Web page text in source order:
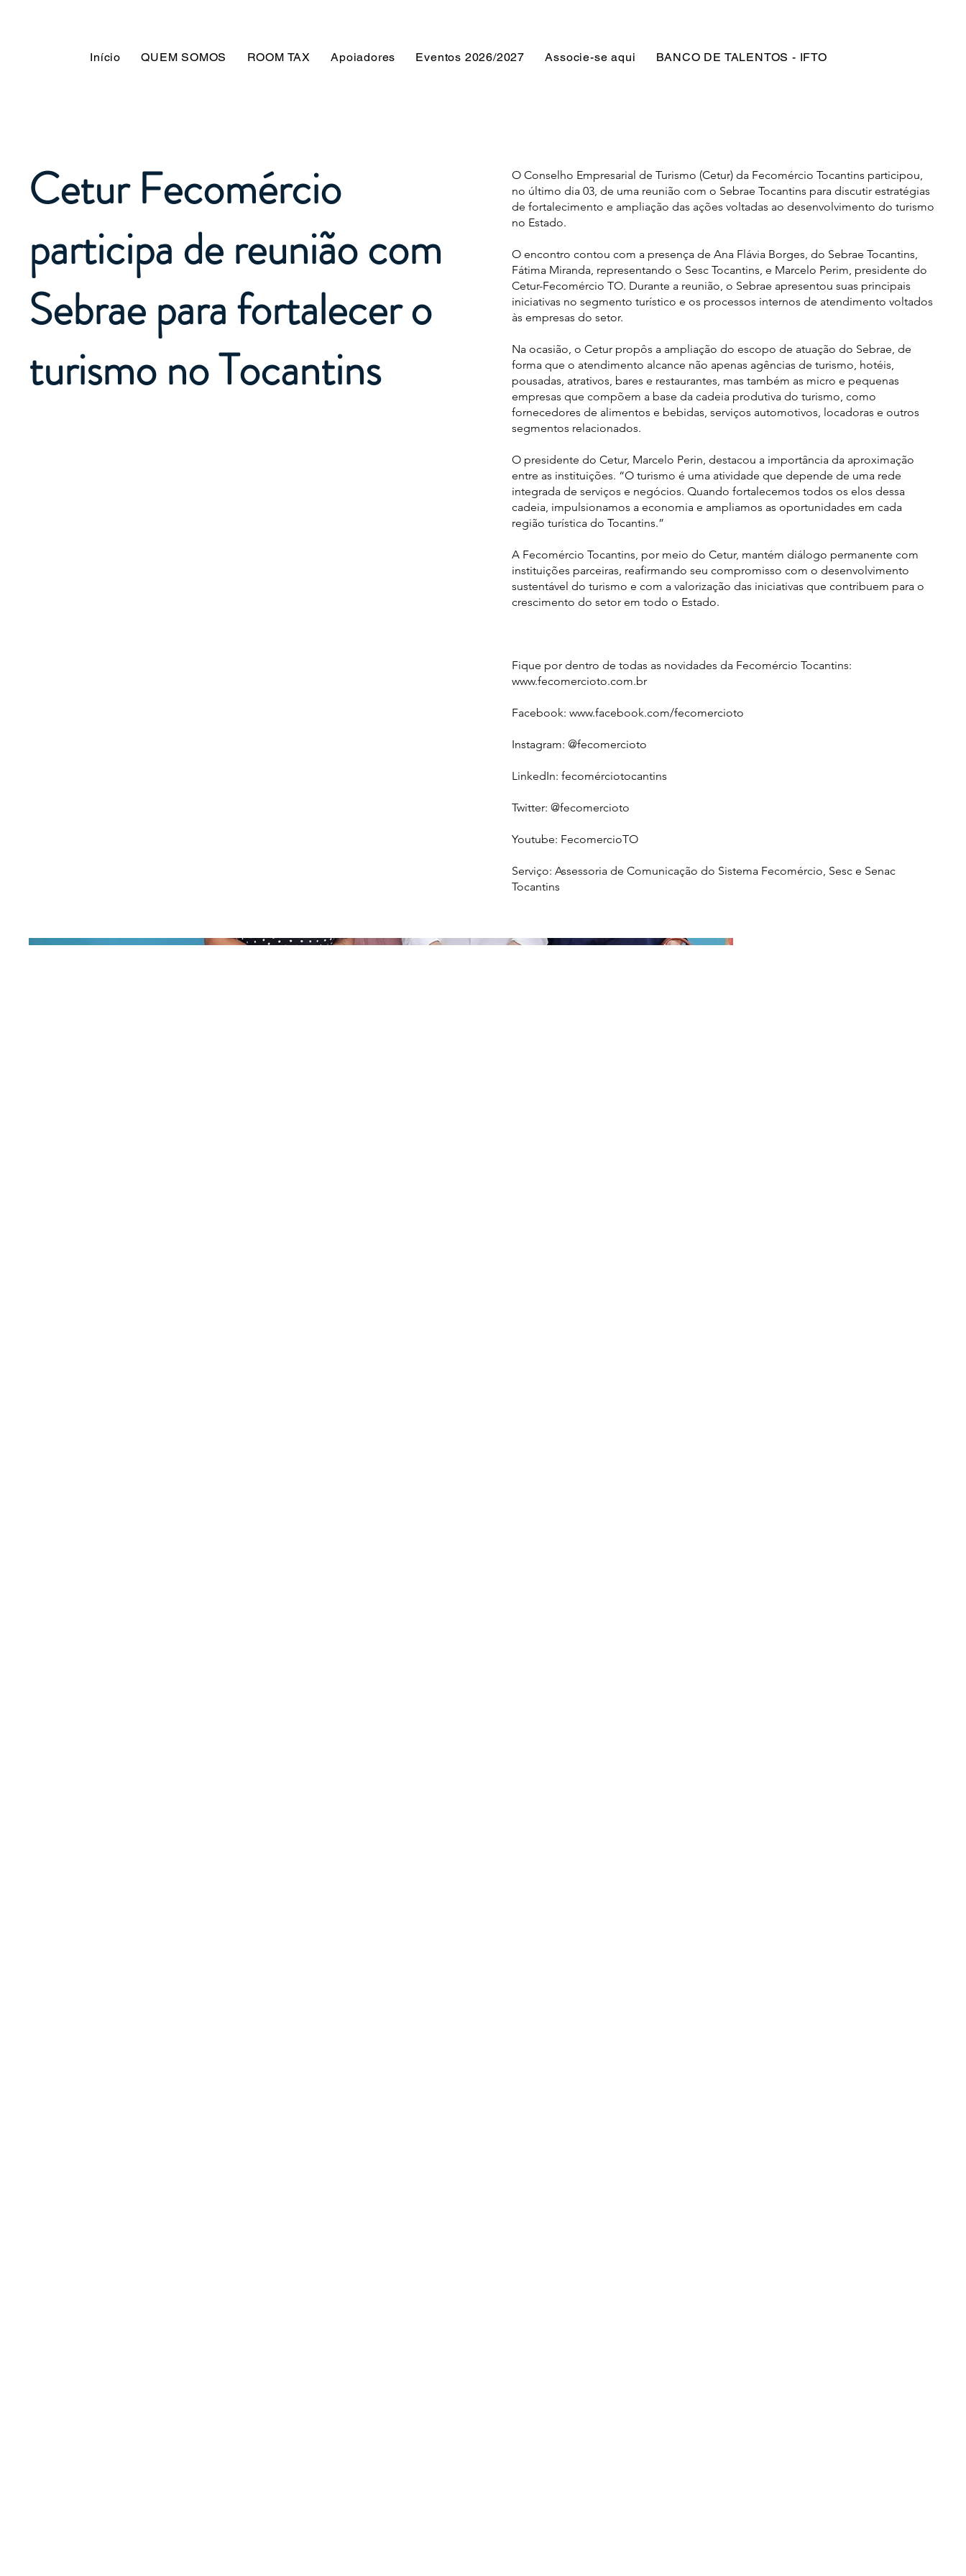
Início QUEM SOMOS ROOM TAX Apoiadores Eventos 2026/2027 Associe-se aqui BANCO DE TALENTOS - IFTO
Cetur Fecomércio
participa de reunião com
Sebrae para fortalecer o
turismo no Tocantins
O Conselho Empresarial de Turismo (Cetur) da Fecomércio Tocantins participou,
no último dia 03, de uma reunião com o Sebrae Tocantins para discutir estratégias
de fortalecimento e ampliação das ações voltadas ao desenvolvimento do turismo
no Estado.
O encontro contou com a presença de Ana Flávia Borges, do Sebrae Tocantins,
Fátima Miranda, representando o Sesc Tocantins, e Marcelo Perim, presidente do
Cetur-Fecomércio TO. Durante a reunião, o Sebrae apresentou suas principais
iniciativas no segmento turístico e os processos internos de atendimento voltados
às empresas do setor.
Na ocasião, o Cetur propôs a ampliação do escopo de atuação do Sebrae, de
forma que o atendimento alcance não apenas agências de turismo, hotéis,
pousadas, atrativos, bares e restaurantes, mas também as micro e pequenas
empresas que compõem a base da cadeia produtiva do turismo, como
fornecedores de alimentos e bebidas, serviços automotivos, locadoras e outros
segmentos relacionados.
O presidente do Cetur, Marcelo Perin, destacou a importância da aproximação
entre as instituições. “O turismo é uma atividade que depende de uma rede
integrada de serviços e negócios. Quando fortalecemos todos os elos dessa
cadeia, impulsionamos a economia e ampliamos as oportunidades em cada
região turística do Tocantins.”
A Fecomércio Tocantins, por meio do Cetur, mantém diálogo permanente com
instituições parceiras, reafirmando seu compromisso com o desenvolvimento
sustentável do turismo e com a valorização das iniciativas que contribuem para o
crescimento do setor em todo o Estado.
Fique por dentro de todas as novidades da Fecomércio Tocantins:
www.fecomercioto.com.br
Facebook: www.facebook.com/fecomercioto
Instagram: @fecomercioto
LinkedIn: fecomérciotocantins
Twitter: @fecomercioto
Youtube: FecomercioTO
Serviço: Assessoria de Comunicação do Sistema Fecomércio, Sesc e Senac
Tocantins